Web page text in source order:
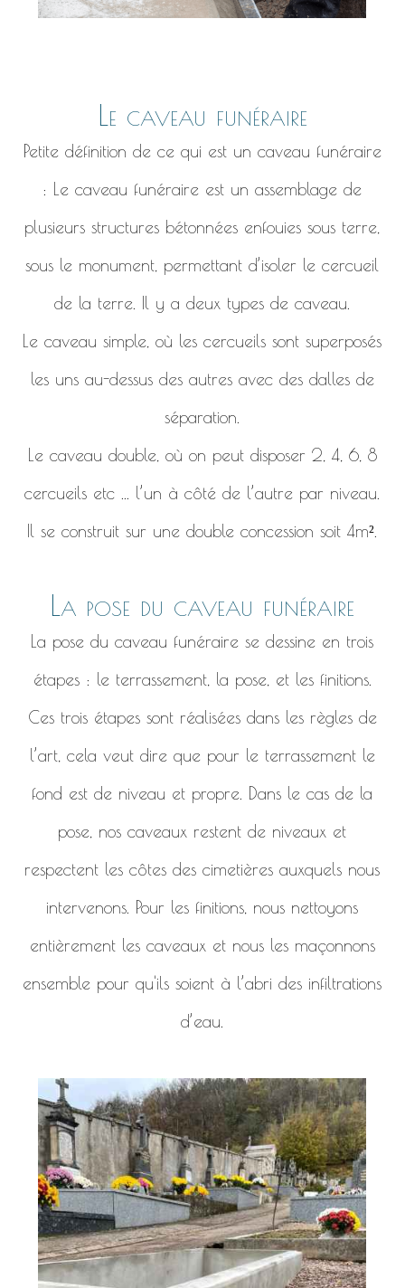
Le caveau funéraire
Petite définition de ce qui est un caveau funéraire
: Le caveau funéraire est un assemblage de
plusieurs structures bétonnées enfouies sous terre,
sous le monument, permettant d’isoler le cercueil
de la terre. Il y a deux types de caveau.
Le caveau simple, où les cercueils sont superposés
les uns au-dessus des autres avec des dalles de
séparation.
Le caveau double, où on peut disposer 2, 4, 6, 8
cercueils etc ... l’un à côté de l’autre par niveau.
Il se construit sur une double concession soit 4m².
La pose du caveau funéraire
La pose du caveau funéraire se dessine en trois
étapes : le terrassement, la pose, et les finitions.
Ces trois étapes sont réalisées dans les règles de
l’art, cela veut dire que pour le terrassement le
fond est de niveau et propre. Dans le cas de la
pose, nos caveaux restent de niveaux et
respectent les côtes des cimetières auxquels nous
intervenons. Pour les finitions, nous nettoyons
entièrement les caveaux et nous les maçonnons
ensemble pour qu'ils soient à l’abri des infiltrations
d’eau.